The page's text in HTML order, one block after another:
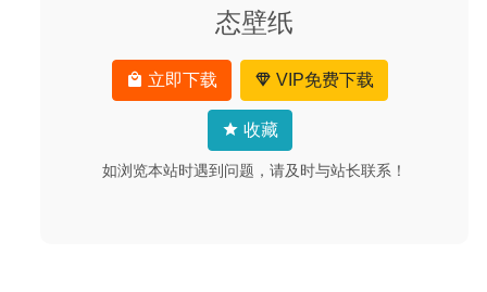
态壁纸
立即下载 VIP免费下载
收藏
如浏览本站时遇到问题，请及时与站长联系！
Sketch 64 for Mac 中文版-优秀的矢量绘图软件
IP Scanner Pro 3.94.3 for Mac- 优秀的局域网扫描工具